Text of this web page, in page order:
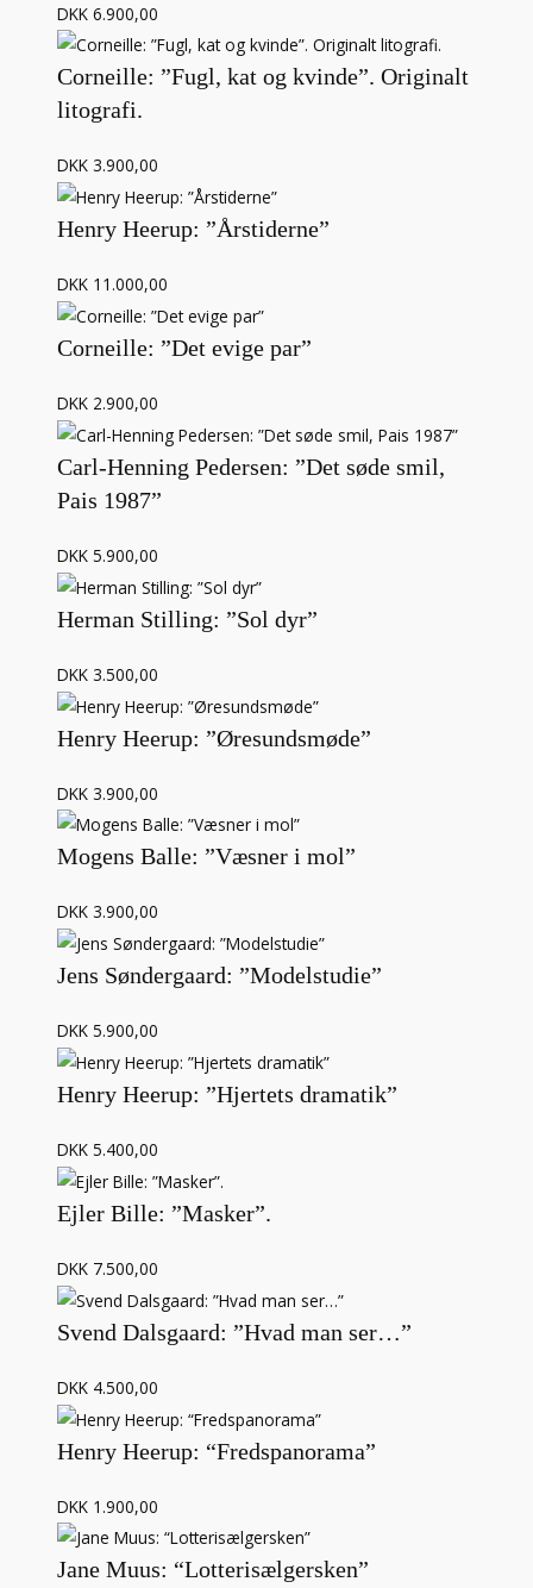
DKK 6.900,00
Corneille: ”Fugl, kat og kvinde”. Originalt
litografi.
DKK 3.900,00
Henry Heerup: ”Årstiderne”
DKK 11.000,00
Corneille: ”Det evige par”
DKK 2.900,00
Carl-Henning Pedersen: ”Det søde smil,
Pais 1987”
DKK 5.900,00
Herman Stilling: ”Sol dyr”
DKK 3.500,00
Henry Heerup: ”Øresundsmøde”
DKK 3.900,00
Mogens Balle: ”Væsner i mol”
DKK 3.900,00
Jens Søndergaard: ”Modelstudie”
DKK 5.900,00
Henry Heerup: ”Hjertets dramatik”
DKK 5.400,00
Ejler Bille: ”Masker”.
DKK 7.500,00
Svend Dalsgaard: ”Hvad man ser…”
DKK 4.500,00
Henry Heerup: “Fredspanorama”
DKK 1.900,00
Jane Muus: “Lotterisælgersken”